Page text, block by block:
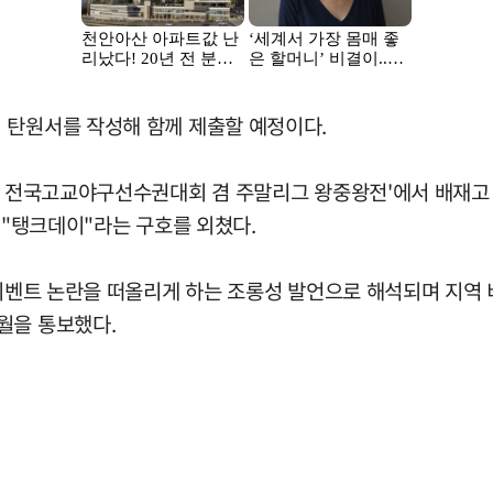
원서를 작성해 함께 제출할 예정이다.
국고교야구선수권대회 겸 주말리그 왕중왕전'에서 배재
크데이"라는 구호를 외쳤다.
논란을 떠올리게 하는 조롱성 발언으로 해석되며 지
을 통보했다.